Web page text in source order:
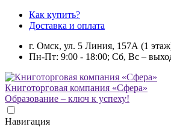
Как купить?
Доставка и оплата
г. Омск, ул. 5 Линия, 157А (1
Пн-Пт: 9:00 - 18:00; Сб, Вс –
Книготорговая компания «Сфера»
Образование – ключ к успеху!
Навигация